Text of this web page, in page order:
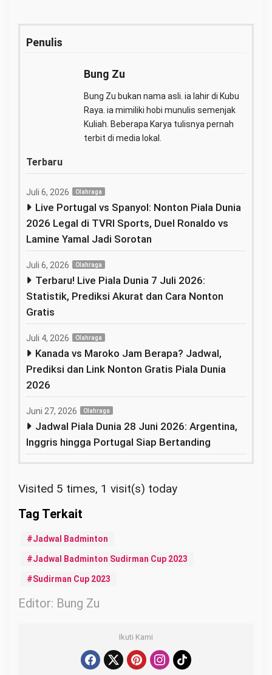
Penulis
Bung Zu
Bung Zu bukan nama asli. ia lahir di Kubu
Raya. ia mimiliki hobi munulis semenjak
Kuliah. Beberapa Karya tulisnya pernah
terbit di media lokal.
Terbaru
Juli 6, 2026 Olahraga
Live Portugal vs Spanyol: Nonton Piala Dunia
2026 Legal di TVRI Sports, Duel Ronaldo vs
Lamine Yamal Jadi Sorotan
Juli 6, 2026 Olahraga
Terbaru! Live Piala Dunia 7 Juli 2026:
Statistik, Prediksi Akurat dan Cara Nonton
Gratis
Juli 4, 2026 Olahraga
Kanada vs Maroko Jam Berapa? Jadwal,
Prediksi dan Link Nonton Gratis Piala Dunia
2026
Juni 27, 2026 Olahraga
Jadwal Piala Dunia 28 Juni 2026: Argentina,
Inggris hingga Portugal Siap Bertanding
Visited 5 times, 1 visit(s) today
Jadwal Badminton
Jadwal Badminton Sudirman Cup 2023
Sudirman Cup 2023
Editor: Bung Zu
Ikuti Kami